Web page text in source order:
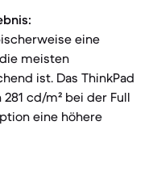
eine
meisten
ist. Das ThinkPad
cd/m² bei der Full
eine höhere